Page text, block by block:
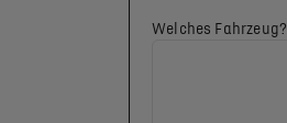
Welches Fahrzeug?